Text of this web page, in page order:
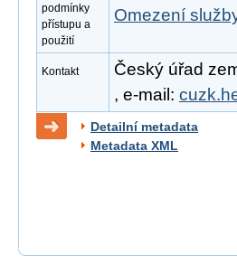
podmínky
přístupu a
použití
Omezení
Kontakt
Český úřad
, e-mail:
Detailní metadata
Metadata XML